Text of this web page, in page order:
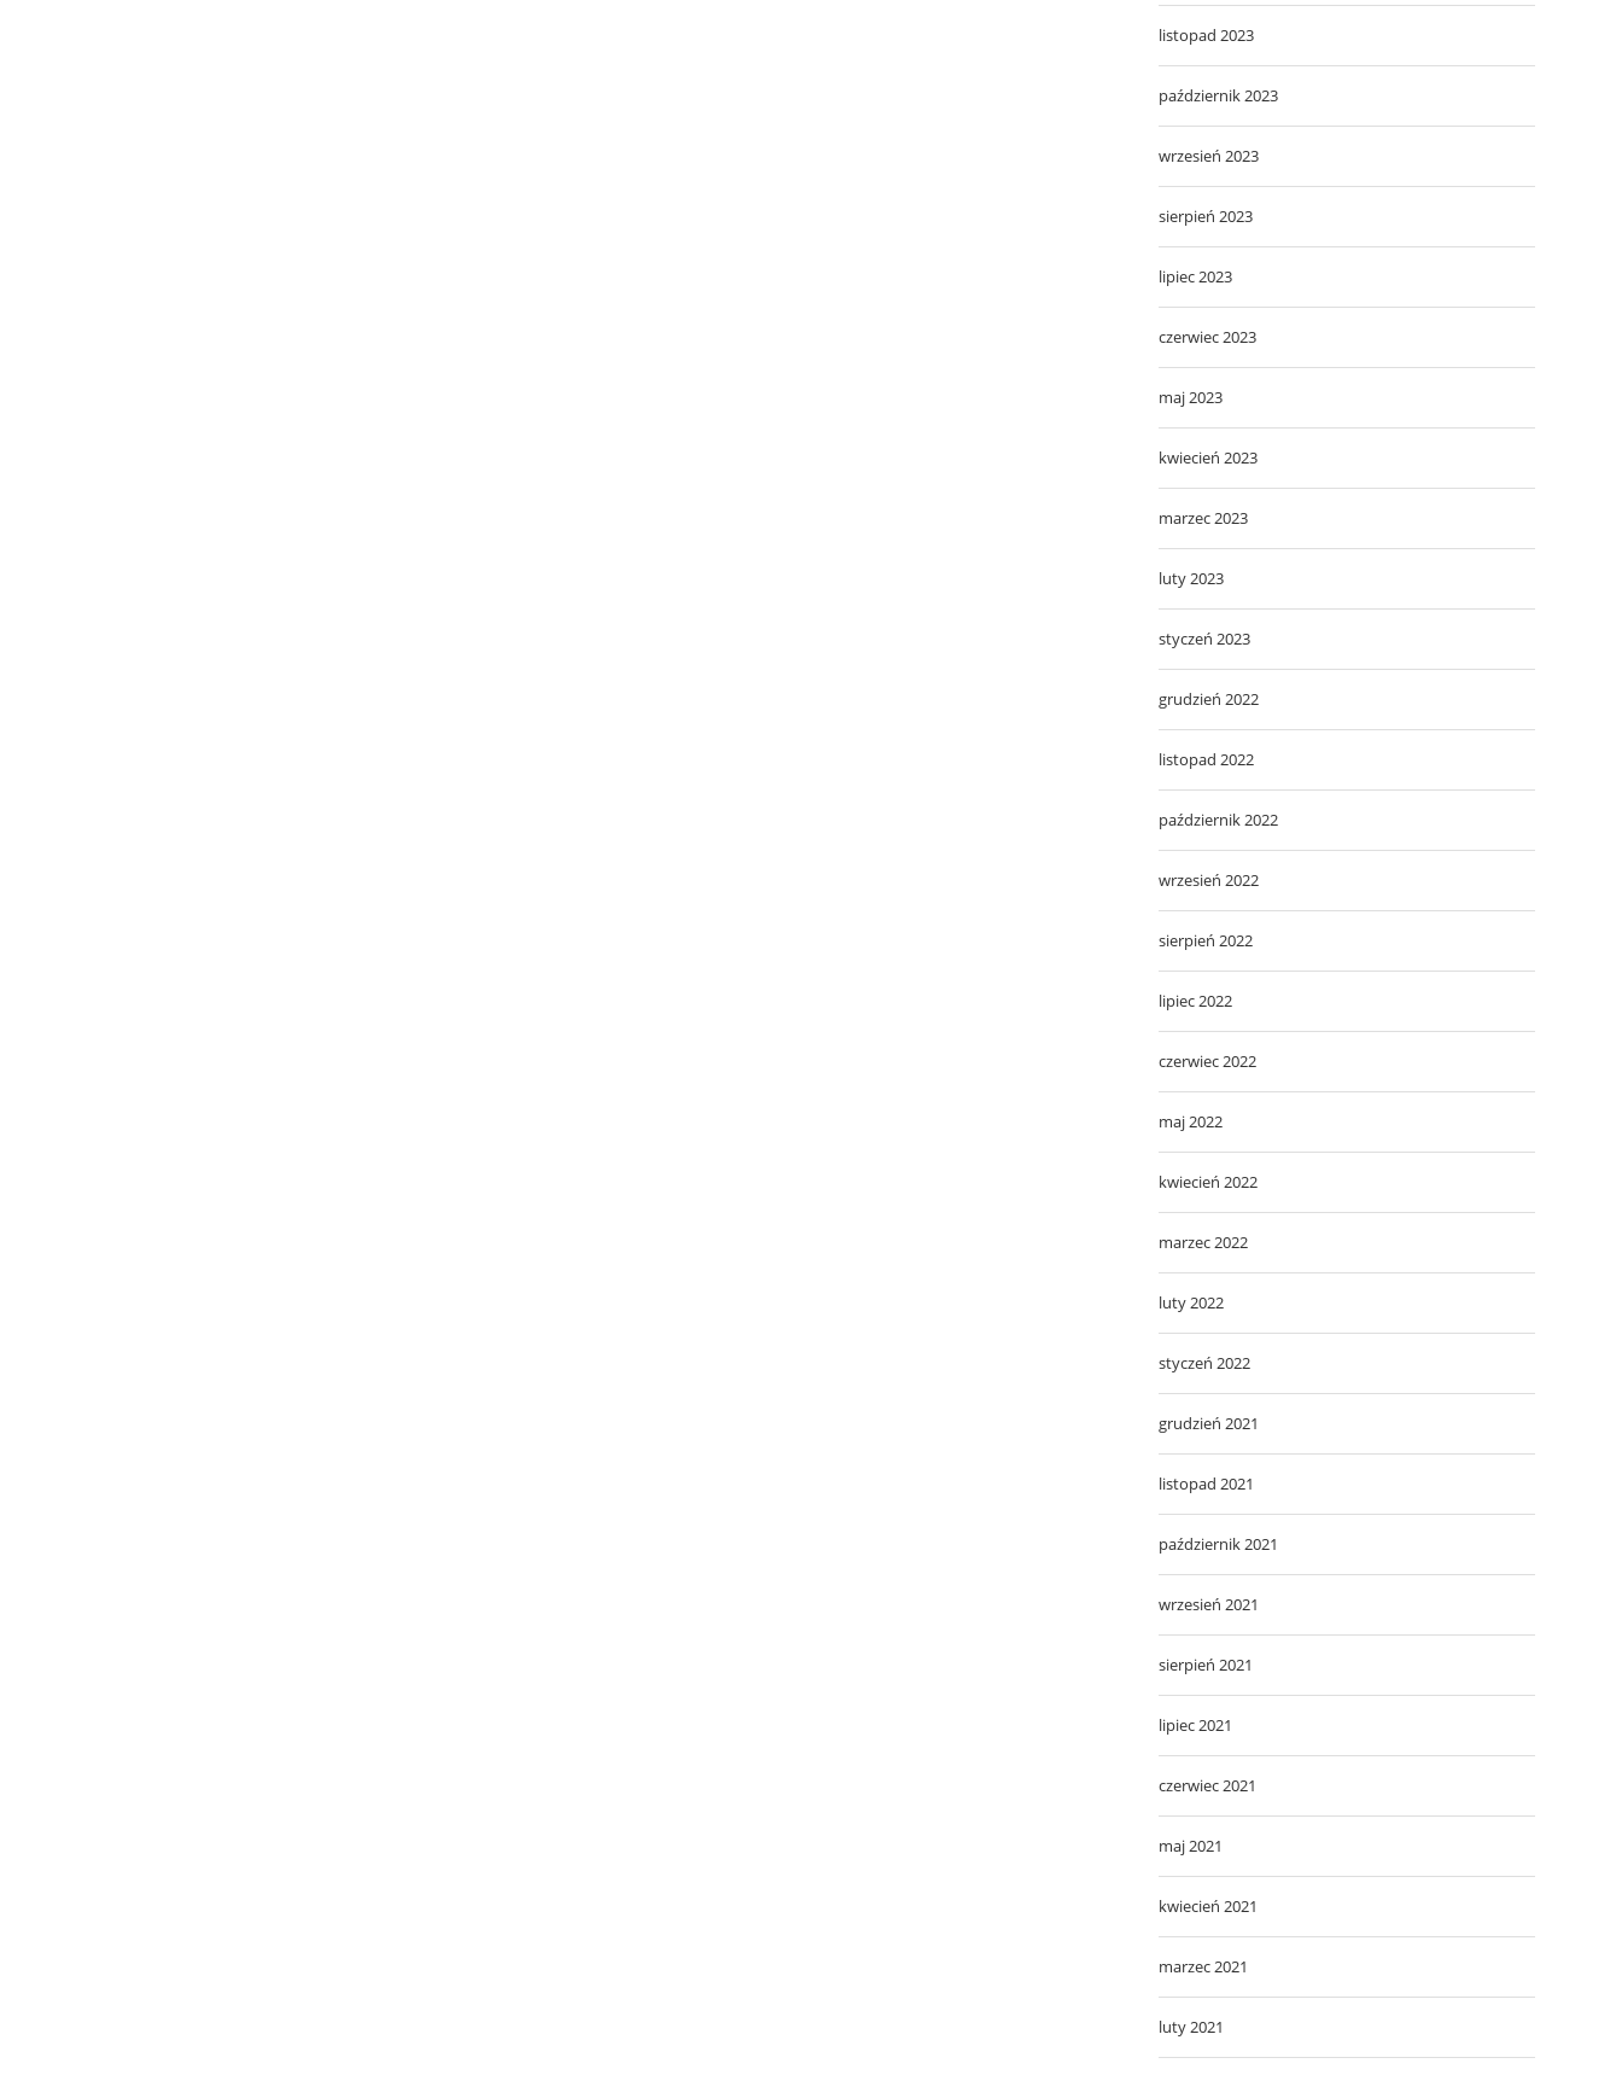
listopad 2023
październik 2023
wrzesień 2023
sierpień 2023
lipiec 2023
czerwiec 2023
maj 2023
kwiecień 2023
marzec 2023
luty 2023
styczeń 2023
grudzień 2022
listopad 2022
październik 2022
wrzesień 2022
sierpień 2022
lipiec 2022
czerwiec 2022
maj 2022
kwiecień 2022
marzec 2022
luty 2022
styczeń 2022
grudzień 2021
listopad 2021
październik 2021
wrzesień 2021
sierpień 2021
lipiec 2021
czerwiec 2021
maj 2021
kwiecień 2021
marzec 2021
luty 2021